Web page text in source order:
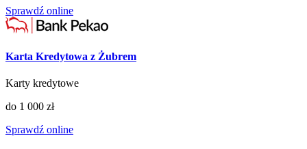
Sprawdź online
Karta Kredytowa z Żubrem
Karty kredytowe
do 1 000 zł
Sprawdź online